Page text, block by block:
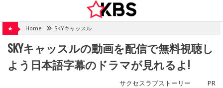
content
★ Home SKYキャッスル
SKYキャッスルの動画を配信で無料視聴し
よう日本語字幕のドラマが見れるよ!
サクセスラブストーリー PR